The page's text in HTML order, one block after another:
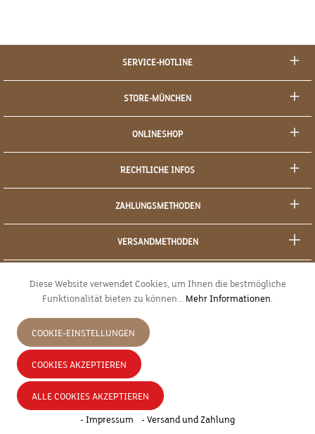
SERVICE-HOTLINE
STORE-MÜNCHEN
ONLINESHOP
RECHTLICHE INFOS
ZAHLUNGSMETHODEN
VERSANDMETHODEN
JETZT WIDERRUFEN
* Alle Preise inkl. gesetzl. Mehrwertsteuer zzgl.
Nachnahmegebühren, wenn nicht anders angegeben.
Diese Website verwendet Cookies, um Ihnen die bestmögliche
Funktionalität bieten zu können... Mehr Informationen.
COOKIE-EINSTELLUNGEN
COOKIES AKZEPTIEREN
ALLE COOKIES AKZEPTIEREN
- Impressum - Versand und Zahlung